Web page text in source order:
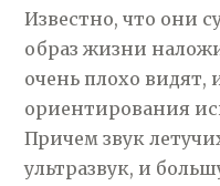
Известно, что они
образ жизни
очень плохо видят,
ориентирования
Причем звук
ультразвук, и